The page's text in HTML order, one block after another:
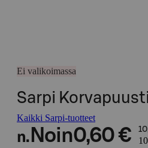
Ei valikoimassa
Sarpi Korvapuusti
Kaikki Sarpi-tuotteet
n. Noin0,60 €